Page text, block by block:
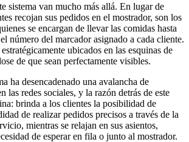
sistema van mucho más allá. En lugar de
recojan sus pedidos en el mostrador, son los
se encargan de llevar las comidas hasta
número del marcador asignado a cada cliente.
ubicados en las esquinas de
de que sean perfectamente visibles.
ha desencadenado una avalancha de
las redes sociales, y la razón detrás de este
brinda a los clientes la posibilidad de
de realizar pedidos precisos a través de la
mientras se relajan en sus asientos,
de esperar en fila o junto al mostrador.